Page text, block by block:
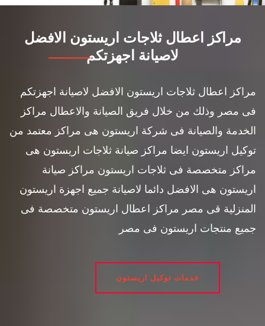
مراكز اعطال ثلاجات اريستون الافضل
لاصيانة اجهزتكم
مراكز اعطال ثلاجات اريستون الافضل لاصيانة اجهزتكم
فى مصر وذلك من خلال فريق الصيانة والاعطال مراكز
الخدمة والصيانة فى شركة اريستون هى مراكز معتمد من
توكيل اريستون ايضا مراكز صيانة ثلاجات اريستون هى
مراكز متخصصة فى ثلاجات اريستون مراكز صيانة
اريستون هى الافضل دائما لاصيانة جميع اجهزة اريستون
المنزلية قى مصر مراكز اعطال اريستون متخصصة فى
جميع منتجات اريستون فى مصر
خدمات توكيل اريستون